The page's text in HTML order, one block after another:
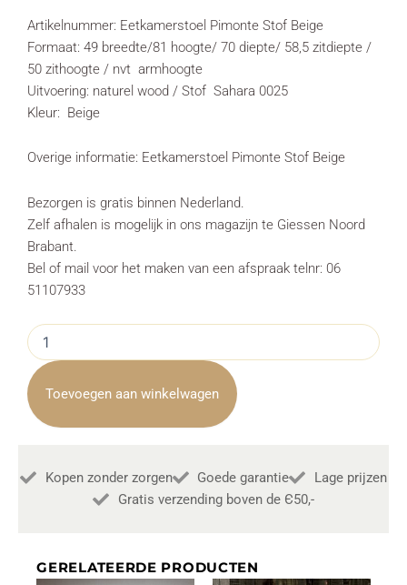
Artikelnummer: Eetkamerstoel Pimonte Stof Beige
Formaat: 49 breedte/81 hoogte/ 70 diepte/ 58,5 zitdiepte /
50 zithoogte / nvt armhoogte
Uitvoering: naturel wood / Stof Sahara 0025
Kleur: Beige
Overige informatie: Eetkamerstoel Pimonte Stof Beige
Bezorgen is gratis binnen Nederland.
Zelf afhalen is mogelijk in ons magazijn te Giessen Noord
Brabant.
Bel of mail voor het maken van een afspraak telnr: 06
51107933
Eetkamerstoel
Pimonte
Stof
Beige
aantal
Toevoegen aan winkelwagen
Kopen zonder zorgen Goede garantie
Lage prijzen
Gratis verzending boven de Є50,-
GERELATEERDE PRODUCTEN